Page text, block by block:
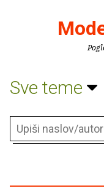
Sve teme